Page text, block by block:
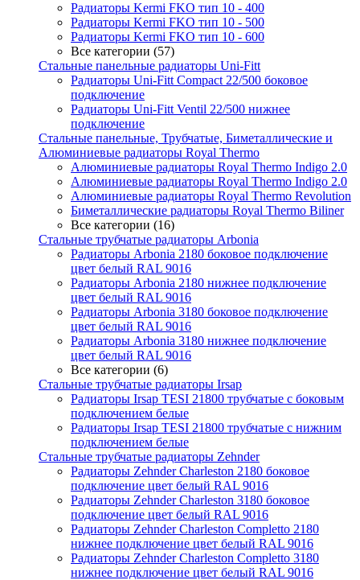
Радиаторы Kermi FKO тип 10 - 400
Радиаторы Kermi FKO тип 10 - 500
Радиаторы Kermi FKO тип 10 - 600
Все категории (57)
Стальные панельные радиаторы Uni-Fitt
Радиаторы Uni-Fitt Compact 22/500 боковое
подключение
Радиаторы Uni-Fitt Ventil 22/500 нижнее
подключение
Стальные панельные, Трубчатые, Биметаллические и
Алюминиевые радиаторы Royal Thermo
Алюминиевые радиаторы Royal Thermo Indigo 2.0
Алюминиевые радиаторы Royal Thermo Indigo 2.0
Алюминиевые радиаторы Royal Thermo Revolution
Биметаллические радиаторы Royal Thermo Biliner
Все категории (16)
Стальные трубчатые радиаторы Arbonia
Радиаторы Arbonia 2180 боковое подключение
цвет белый RAL 9016
Радиаторы Arbonia 2180 нижнее подключение
цвет белый RAL 9016
Радиаторы Arbonia 3180 боковое подключение
цвет белый RAL 9016
Радиаторы Arbonia 3180 нижнее подключение
цвет белый RAL 9016
Все категории (6)
Стальные трубчатые радиаторы Irsap
Радиаторы Irsap TESI 21800 трубчатые с боковым
подключением белые
Радиаторы Irsap TESI 21800 трубчатые с нижним
подключением белые
Стальные трубчатые радиаторы Zehnder
Радиаторы Zehnder Charleston 2180 боковое
подключение цвет белый RAL 9016
Радиаторы Zehnder Charleston 3180 боковое
подключение цвет белый RAL 9016
Радиаторы Zehnder Charleston Completto 2180
нижнее подключение цвет белый RAL 9016
Радиаторы Zehnder Charleston Completto 3180
нижнее подключение цвет белый RAL 9016